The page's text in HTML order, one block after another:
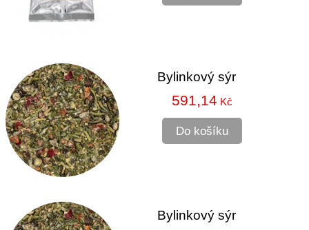
Bylinkový sýr
591,14 Kč
Do košíku
Bylinkový sýr